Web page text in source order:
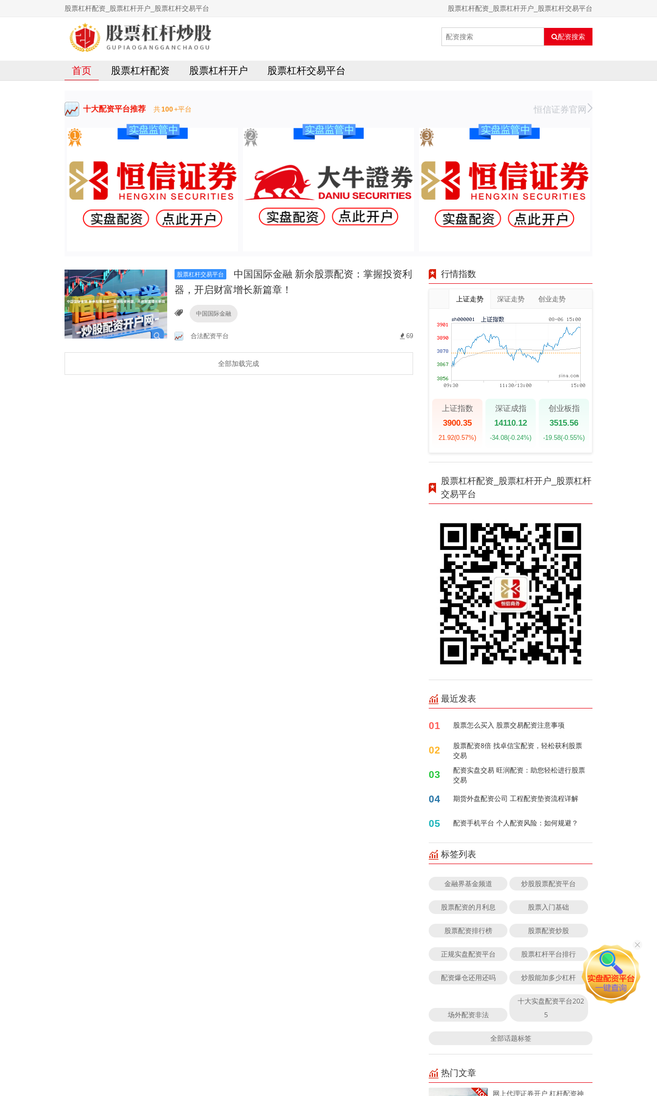
股票杠杆配资_股票杠杆开户_股票杠杆交易平台 股票杠杆配资_股票杠杆开户_股票杠杆交易平台
配资搜索
首页 股票杠杆配资 股票杠杆开户 股票杠杆交易平台
十大配资平台推荐 共100+平台 恒信证券官网
股票杠杆交易平台
中国国际金融 新余股票配资：掌握投资利
器，开启财富增长新篇章！
中国国际金融
合法配资平台 69
全部加载完成
行情指数
上证走势 深证走势 创业走势
上证指数
3900.35
21.92(0.57%)
深证成指
14110.12
-34.08(-0.24%)
创业板指
3515.56
-19.58(-0.55%)
股票杠杆配资_股票杠杆开户_股票杠杆
交易平台
最近发表
01 股票怎么买入 股票交易配资注意事项
02
股票配资8倍 找卓信宝配资，轻松获利股票
交易
03
配资实盘交易 旺润配资：助您轻松进行股票
交易
04 期货外盘配资公司 工程配资垫资流程详解
05 配资手机平台 个人配资风险：如何规避？
标签列表
金融界基金频道 炒股股票配资平台
股票配资的月利息 股票入门基础
股票配资排行榜 股票配资炒股
正规实盘配资平台 股票杠杆平台排行
配资爆仓还用还吗 炒股能加多少杠杆
场外配资非法
十大实盘配资平台202
5
全部话题标签
热门文章
网上代理证券开户 杠杆配资神